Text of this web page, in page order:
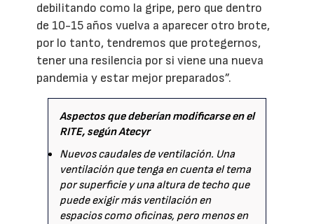
debilitando como la gripe, pero que dentro
de 10-15 años vuelva a aparecer otro brote,
por lo tanto, tendremos que protegernos,
tener una resilencia por si viene una nueva
pandemia y estar mejor preparados”.
Aspectos que deberían modificarse en el
RITE, según Atecyr
Nuevos caudales de ventilación. Una
ventilación que tenga en cuenta el tema
por superficie y una altura de techo que
puede exigir más ventilación en
espacios como oficinas, pero menos en